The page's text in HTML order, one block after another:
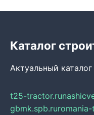
Каталог
Актуальный
t25-tractor.ru
gbmk.spb.ru